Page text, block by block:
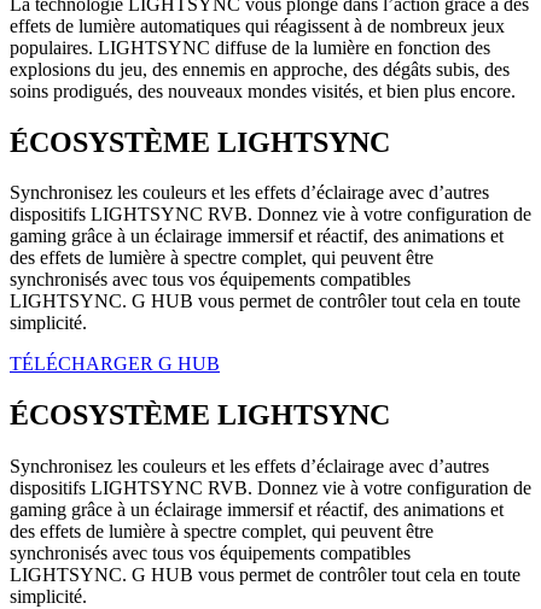
effets de lumière automatiques qui réagissent à de nombreux jeux
populaires. LIGHTSYNC diffuse de la lumière en fonction des
explosions du jeu, des ennemis en approche, des dégâts subis, des
soins prodigués, des nouveaux mondes visités, et bien plus encore.
ÉCOSYSTÈME LIGHTSYNC
Synchronisez les couleurs et les effets d’éclairage avec d’autres
dispositifs LIGHTSYNC RVB. Donnez vie à votre configuration de
gaming grâce à un éclairage immersif et réactif, des animations et
des effets de lumière à spectre complet, qui peuvent être
synchronisés avec tous vos équipements compatibles
LIGHTSYNC. G HUB vous permet de contrôler tout cela en toute
simplicité.
TÉLÉCHARGER G HUB
ÉCOSYSTÈME LIGHTSYNC
Synchronisez les couleurs et les effets d’éclairage avec d’autres
dispositifs LIGHTSYNC RVB. Donnez vie à votre configuration de
gaming grâce à un éclairage immersif et réactif, des animations et
des effets de lumière à spectre complet, qui peuvent être
synchronisés avec tous vos équipements compatibles
LIGHTSYNC. G HUB vous permet de contrôler tout cela en toute
simplicité.